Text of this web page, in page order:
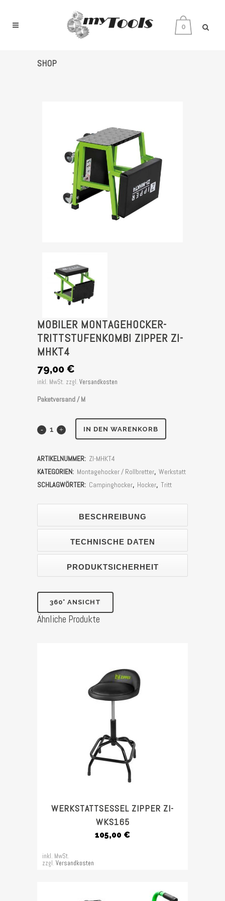
0
SHOP
MOBILER MONTAGEHOCKER-
TRITTSTUFENKOMBI ZIPPER ZI-
MHKT4
79,00 €
inkl. MwSt. zzgl. Versandkosten
Paketversand / M
Mobiler
Zipper
ZI-
IN DEN WARENKORB
ARTIKELNUMMER: ZI-MHKT4
KATEGORIEN: Montagehocker / Rollbretter, Werkstatt
SCHLAGWÖRTER: Campinghocker, Hocker, Tritt
BESCHREIBUNG
TECHNISCHE DATEN
PRODUKTSICHERHEIT
360° ANSICHT
Ähnliche Produkte
WERKSTATTSESSEL ZIPPER ZI-
WKS165
105,00 €
inkl. MwSt.
zzgl. Versandkosten